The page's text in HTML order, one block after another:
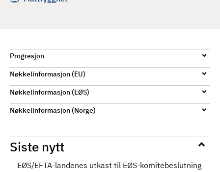
Progresjon
Nøkkelinformasjon (EU)
Nøkkelinformasjon (EØS)
Nøkkelinformasjon (Norge)
Siste nytt
EØS/EFTA-landenes utkast til EØS-komitebeslutning